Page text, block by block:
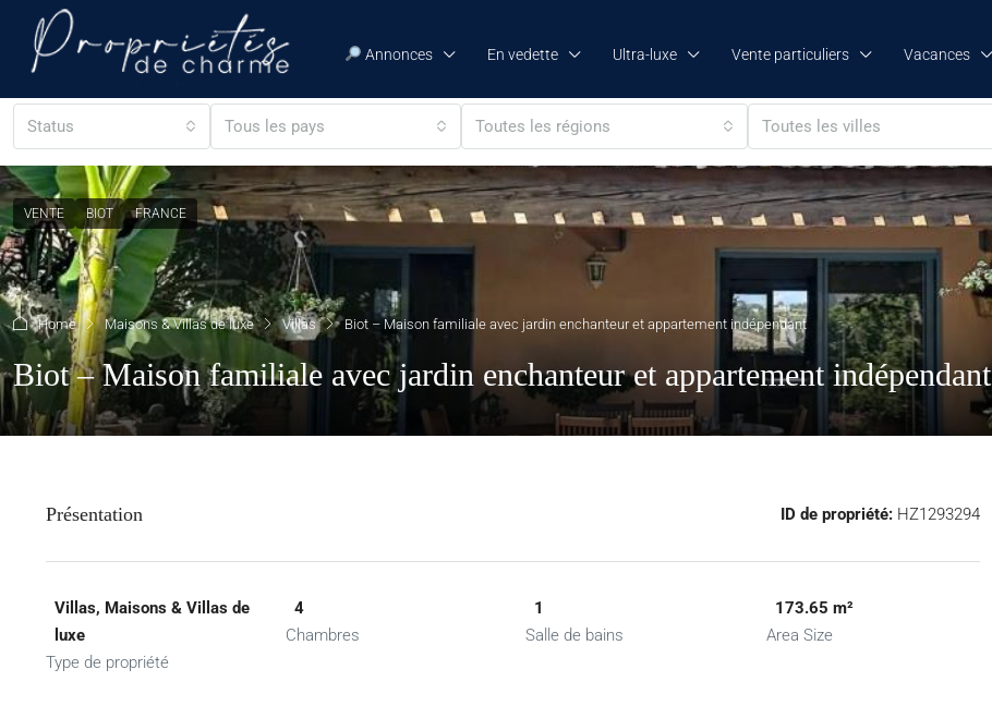
Annonces En vedette Ultra-luxe Vente particuliers Vacances
Status Tous les pays Toutes les régions Toutes les villes
VENTE BIOT FRANCE
Home Maisons & Villas de luxe Villas Biot – Maison familiale avec jardin enchanteur et appartement indépendant
Biot – Maison familiale avec jardin enchanteur et appartement indépendant
Présentation ID de propriété:HZ1293294
Villas, Maisons & Villas de
luxe
Type de propriété
4
Chambres
1
Salle de bains
173.65 m²
Area Size